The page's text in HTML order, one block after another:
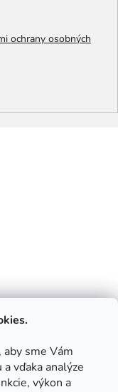
sme Vám
vďaka analýze
výkon a
ochrany osobných